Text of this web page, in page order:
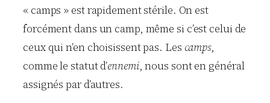
« camps » est rapidement stérile. On est
forcément dans un camp, même si c’est celui de
ceux qui n’en choisissent pas. Les camps,
comme le statut d’ennemi, nous sont en général
assignés par d’autres.